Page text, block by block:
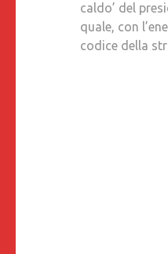
caldo’ del
quale, con
codice della